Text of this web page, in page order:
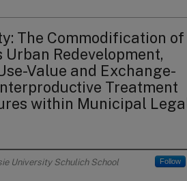
The Commodification of
Urban Redevelopment,
Value and Exchange-
Treatment
within Municipal
University Schulich School
Follow